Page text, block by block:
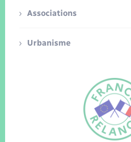
Associations
Urbanisme